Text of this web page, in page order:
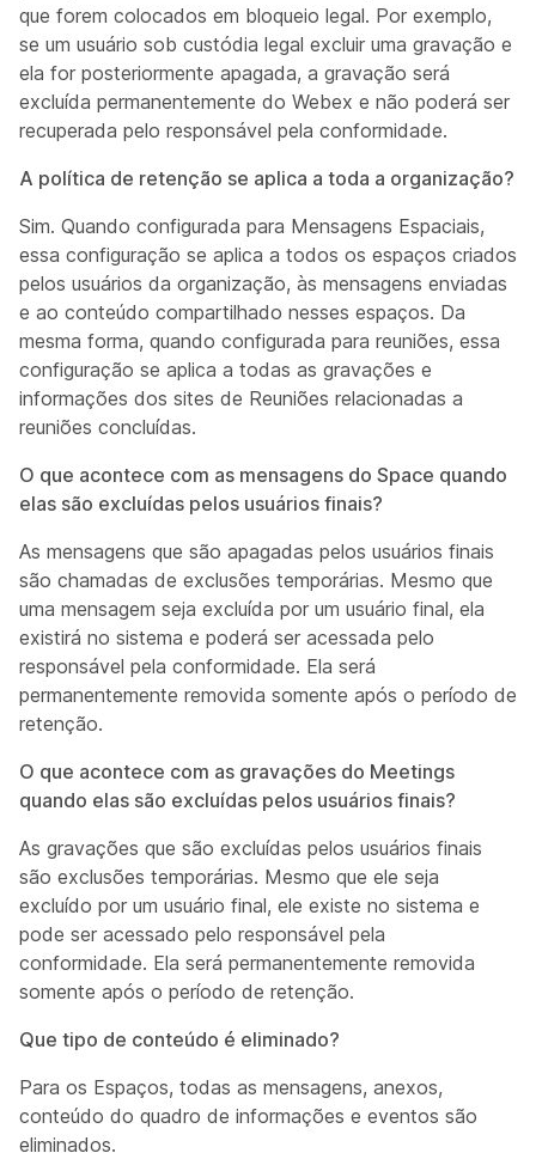
que forem colocados em bloqueio legal. Por exemplo,
se um usuário sob custódia legal excluir uma gravação e
ela for posteriormente apagada, a gravação será
excluída permanentemente do Webex e não poderá ser
recuperada pelo responsável pela conformidade.
A política de retenção se aplica a toda a organização?
Sim. Quando configurada para Mensagens Espaciais,
essa configuração se aplica a todos os espaços criados
pelos usuários da organização, às mensagens enviadas
e ao conteúdo compartilhado nesses espaços. Da
mesma forma, quando configurada para reuniões, essa
configuração se aplica a todas as gravações e
informações dos sites de Reuniões relacionadas a
reuniões concluídas.
O que acontece com as mensagens do Space quando
elas são excluídas pelos usuários finais?
As mensagens que são apagadas pelos usuários finais
são chamadas de exclusões temporárias. Mesmo que
uma mensagem seja excluída por um usuário final, ela
existirá no sistema e poderá ser acessada pelo
responsável pela conformidade. Ela será
permanentemente removida somente após o período de
retenção.
O que acontece com as gravações do Meetings
quando elas são excluídas pelos usuários finais?
As gravações que são excluídas pelos usuários finais
são exclusões temporárias. Mesmo que ele seja
excluído por um usuário final, ele existe no sistema e
pode ser acessado pelo responsável pela
conformidade. Ela será permanentemente removida
somente após o período de retenção.
Que tipo de conteúdo é eliminado?
Para os Espaços, todas as mensagens, anexos,
conteúdo do quadro de informações e eventos são
eliminados.